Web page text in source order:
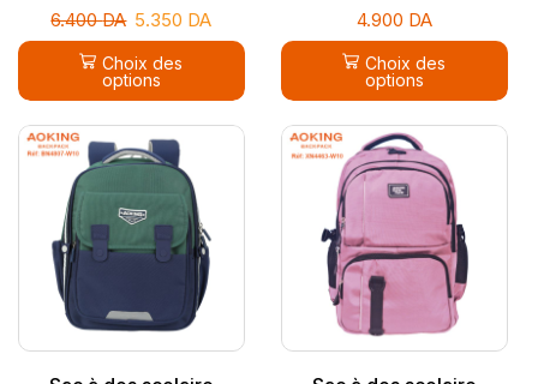
6.400DA 5.350 DA
Choix des
options
supérieure
4.900 DA
Choix des
options